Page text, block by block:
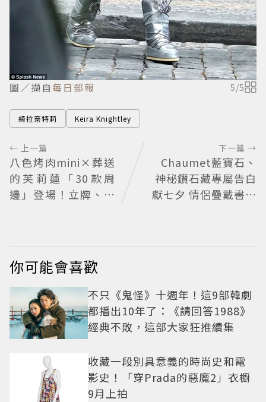
圖／擷自每日郵報 5/5
綺拉奈特莉 Keira Knightley
← 上一篇
八色烤肉mini×葬送
的芙莉蓮「30款周
邊」登場！立牌、鑰
下一篇 →
Chaumet藍寶石、
神秘鑽石藏專屬告白
獻七夕 情侶疊戴書寫
你可能會喜歡
不只《鬼怪》十週年！這9部韓劇
都播出10年了：《請回答1988》
經典不敗，這部大家狂推續集
收藏一段別具意義的時尚史和電
影史！「穿Prada的惡魔2」衣櫥
9月上拍